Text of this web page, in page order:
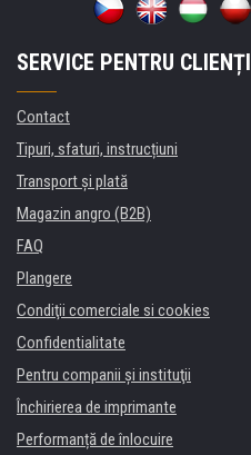
SERVICE PENTRU CLIENȚI
Contact
Tipuri, sfaturi, instrucțiuni
Transport şi plată
Magazin angro (B2B)
FAQ
Plangere
Condiţii comerciale si cookies
Confidentialitate
Pentru companii și instituţii
Închirierea de imprimante
Performanță de înlocuire